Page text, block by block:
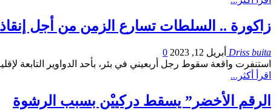
زاكورة .. السلطات تسارع الزمن من أجل إنقاذ
Driss buita أبريل 12, 2023
0
استنفرت واقعة سقوط رجل أربعيني في بئر، بأحد الدواوير التابعة
اقرأ أكثر...
الرقم الأخضر” يسقط دركييْن بسبب الرشوة